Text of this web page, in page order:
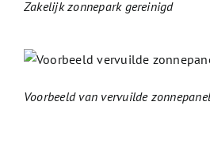
Zakelijk zonnepark gereinigd
Voorbeeld van vervuilde